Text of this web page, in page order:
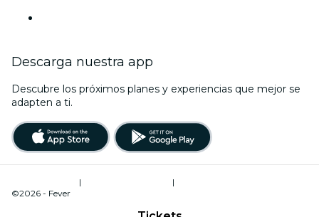
Descarga nuestra app
Descubre los próximos planes y experiencias que mejor se
adapten a ti.
| |
©2026 - Fever